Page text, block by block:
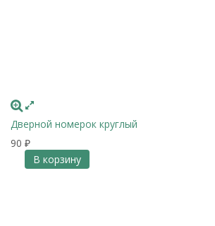
Дверной номерок круглый
90 ₽
В корзину